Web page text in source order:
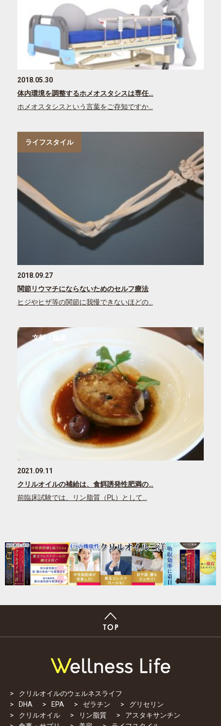
2018.05.30
体内環境を調整するホメオスタシスは専任…
ホメオスタシスという言葉をご存知ですか…
ライフスタイル
2018.09.27
関節リウマチにならないためのセルフ療法
ヒジやヒザ等の関節に我慢できないほどの…
文献・臨床
2021.09.11
クリルオイルの補給は、食餌誘発性肥満の…
前臨床試験では、リン脂質（PL）として…
クリルオイルのウェルネスライフ
DHA
EPA ゼラチン
グリセリン
クリルオイル
リン脂質
アスタキサンチン